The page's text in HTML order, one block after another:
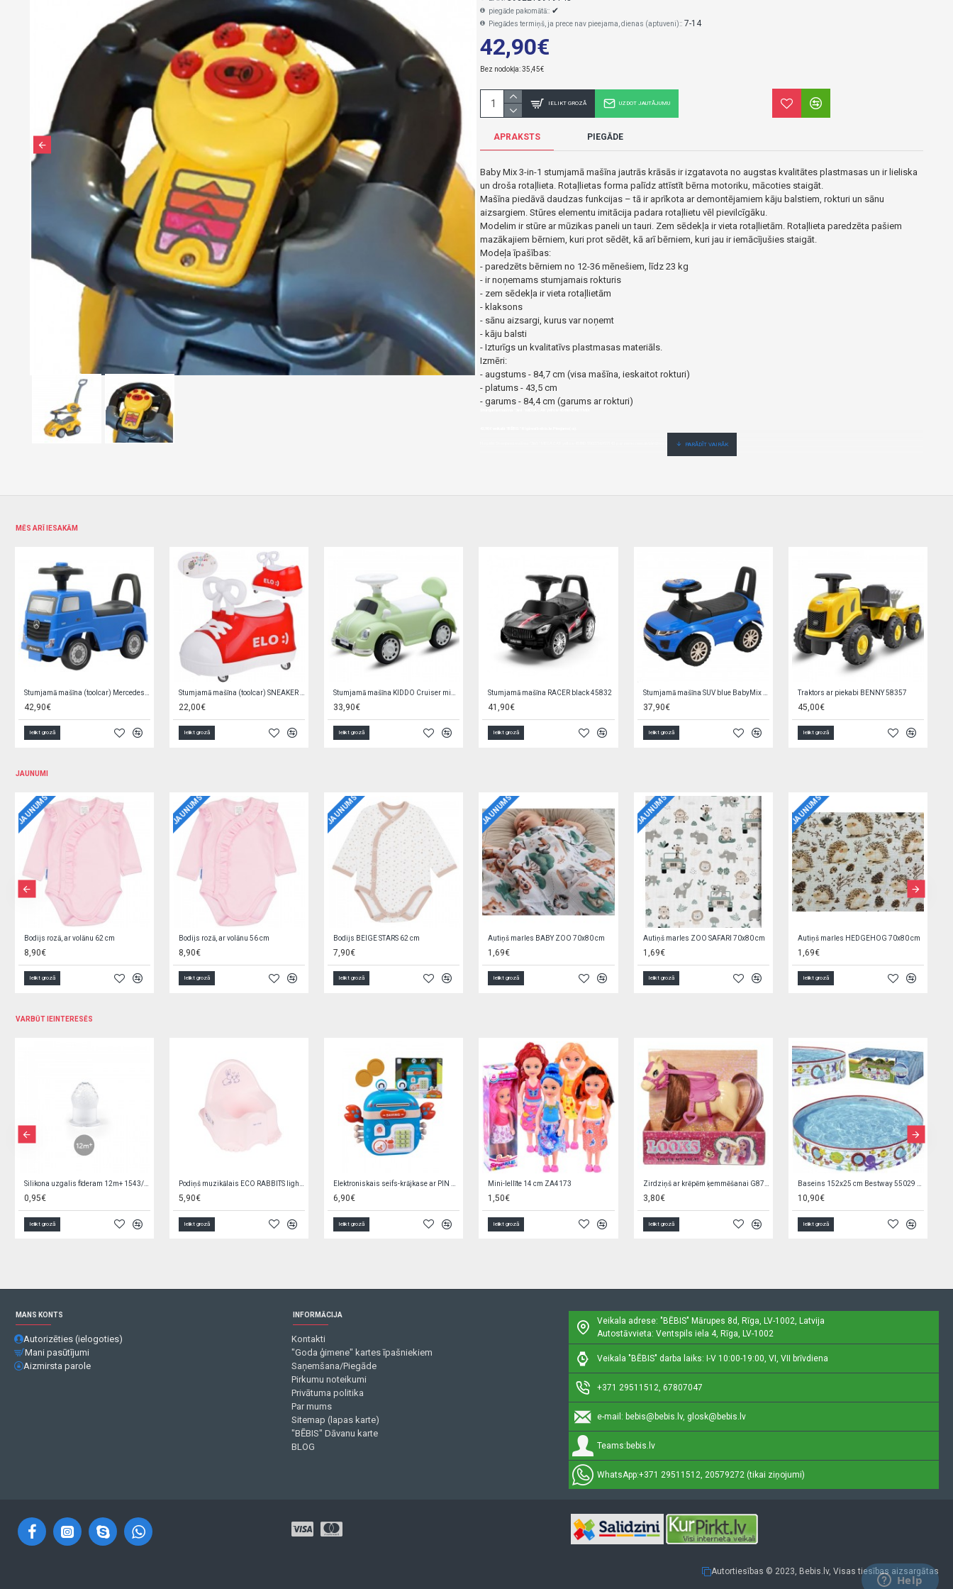
42,90€
Bez nodokļa: 35,45€
piegāde pakomātā:: ✔
Piegādes termiņš, ja prece nav pieejama, dienas (aptuveni):: 7-14
IELIKT GROZĀ UZDOT JAUTĀJUMU
APRAKSTS PIEGĀDE
Baby Mix 3-in-1 stumjamā mašīna jautrās krāsās ir izgatavota no augstas kvalitātes plastmasas un ir lieliska
un droša rotaļlieta. Rotaļlietas forma palīdz attīstīt bērna motoriku, mācoties staigāt.
Mašīna piedāvā daudzas funkcijas – tā ir aprīkota ar demontējamiem kāju balstiem, rokturi un sānu
aizsargiem. Stūres elementu imitācija padara rotaļlietu vēl pievilcīgāku.
Modelim ir stūre ar mūzikas paneli un tauri. Zem sēdekļa ir vieta rotaļlietām. Rotaļlieta paredzēta pašiem
mazākajiem bērniem, kuri prot sēdēt, kā arī bērniem, kuri jau ir iemācījušies staigāt.
Modeļa īpašības:
- paredzēts bērniem no 12-36 mēnešiem, līdz 23 kg
- ir noņemams stumjamais rokturis
- zem sēdekļa ir vieta rotaļlietām
- klaksons
- sānu aizsargi, kurus var noņemt
- kāju balsti
- Izturīgs un kvalitatīvs plastmasas materiāls.
Izmēri:
- augstums - 84,7 cm (visa mašīna, ieskaitot rokturi)
- platums - 43,5 cm
- garums - 84,4 cm (garums ar rokturi)
Nopirkt Stumjamā mašīna "3in1" MEGA CAR yellow 45840-5902216919143-par zemu cenu,ātri,ērti,bez gaidīšanas.Cenas no vairumtirgotāja.
MĒS ARĪ IESAKĀM
42,90€
Ielikt grozā
22,00€
Ielikt grozā
33,90€
Ielikt grozā
Stumjamā mašīna RACER black 45832
41,90€
Ielikt grozā
37,90€
Ielikt grozā
Traktors ar piekabi BENNY 58357
45,00€
Ielikt grozā
JAUNUMI
JAUNUMS
Bodijs rozā, ar volānu 62 cm
8,90€
Ielikt grozā
JAUNUMS
Bodijs rozā, ar volānu 56 cm
8,90€
Ielikt grozā
JAUNUMS
Bodijs BEIGE STARS 62 cm
7,90€
Ielikt grozā
JAUNUMS
Autiņš marles BABY ZOO 70x80 cm
1,69€
Ielikt grozā
JAUNUMS
Autiņš marles ZOO SAFARI 70x80 cm
1,69€
Ielikt grozā
JAUNUMS
Autiņš marles HEDGEHOG 70x80 cm
1,69€
Ielikt grozā
VARBŪT IEINTERESĒS
Silikona uzgalis fīderam 12m+ 1543/01
0,95€
Ielikt grozā
5,90€
Ielikt grozā
6,90€
Ielikt grozā
Mini-lellīte 14 cm ZA4173
1,50€
Ielikt grozā
3,80€
Ielikt grozā
10,90€
Ielikt grozā
MANS KONTS
Autorizēties (ielogoties)
Mani pasūtījumi
Aizmirsta parole
INFORMĀCIJA
Kontakti
"Goda ģimene" kartes īpašniekiem
Saņemšana/Piegāde
Pirkumu noteikumi
Privātuma politika
Par mums
Sitemap (lapas karte)
"BĒBIS" Dāvanu karte
BLOG
Veikala adrese: "BĒBIS" Mārupes 8d, Rīga, LV-1002, Latvija
Autostāvvieta: Ventspils iela 4, Rīga, LV-1002
Veikala "BĒBIS" darba laiks: I-V 10:00-19:00, VI, VII brīvdiena
+371 29511512, 67807047
e-mail: bebis@bebis.lv, glosk@bebis.lv
Teams: bebis.lv
WhatsApp:+371 29511512, 20579272 (tikai ziņojumi)
Autortiesības © 2023, Bebis.lv, Visas tiesības aizsargātas